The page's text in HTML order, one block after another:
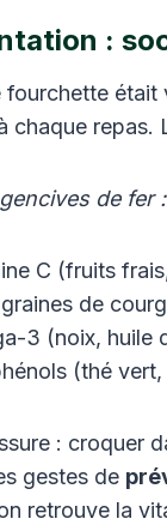
:
fourchette était
chaque
de fer :
C (fruits
de
3 (noix, huile
(thé
: croquer
gestes de
retrouve la